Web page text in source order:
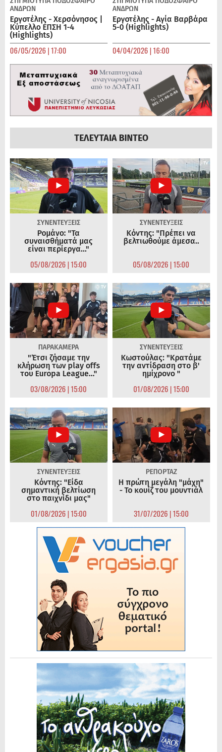
ΑΝΔΡΏΝ
Εργοτέλης - Χερσόνησος |
Κύπελλο ΕΠΣΗ 1-4
(Highlights)
06/05/2026 | 17:00
ΑΝΔΡΏΝ
Εργοτέλης - Αγία Βαρβάρα
5-0 (Highlights)
04/04/2026 | 16:00
ΤΕΛΕΥΤΑΙΑ ΒΙΝΤΕΟ
ΣΥΝΕΝΤΕΥΞΕΙΣ
Ρομάνο: "Τα
συναισθήματά μας
είναι περίεργα..."
05/08/2026 | 15:00
ΣΥΝΕΝΤΕΥΞΕΙΣ
Κόντης: "Πρέπει να
βελτιωθούμε άμεσα..
05/08/2026 | 15:00
ΠΑΡΑΚΑΜΕΡΑ
"Έτσι ζήσαμε την
κλήρωση των play offs
του Europa League..."
03/08/2026 | 15:00
ΣΥΝΕΝΤΕΥΞΕΙΣ
Κωστούλας: "Κρατάμε
την αντίδραση στο β'
ημίχρονο "
01/08/2026 | 15:00
ΣΥΝΕΝΤΕΥΞΕΙΣ
Κόντης: "Είδα
σημαντική βελτίωση
στο παιχνίδι μας"
01/08/2026 | 15:00
ΡΕΠΟΡΤΑΖ
Η πρώτη μεγάλη "μάχη"
- Το κουίζ του μουντιάλ
31/07/2026 | 15:00